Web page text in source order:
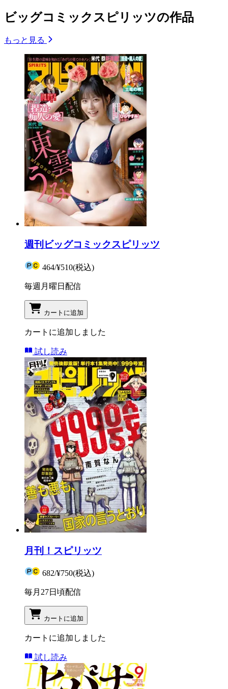
ビッグコミックスピリッツの作品
もっと見る
週刊ビッグコミックスピリッツ
464/¥510(税込)
毎週月曜日配信
カートに追加
カートに追加しました
試し読み
月刊！スピリッツ
682/¥750(税込)
毎月27日頃配信
カートに追加
カートに追加しました
試し読み